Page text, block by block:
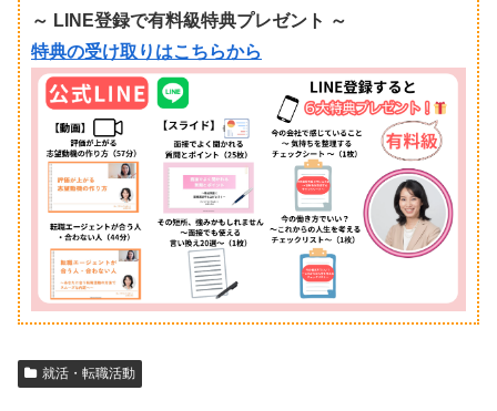
～ LINE登録で有料級特典プレゼント ～
特典の受け取りはこちらから
就活・転職活動